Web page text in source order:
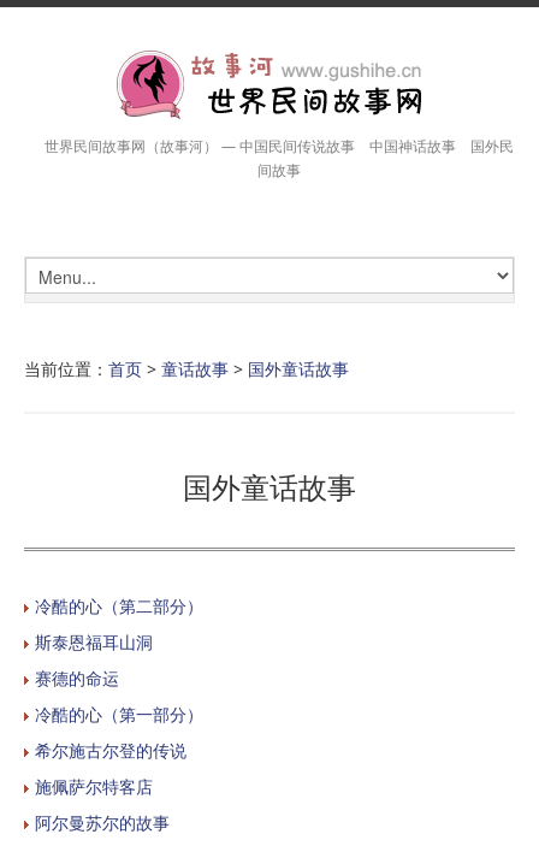
世界民间故事网（故事河） — 中国民间传说故事 中国神话故事 国外民
间故事
当前位置： 首页 > 童话故事 > 国外童话故事
国外童话故事
冷酷的心（第二部分）
斯泰恩福耳山洞
赛德的命运
冷酷的心（第一部分）
希尔施古尔登的传说
施佩萨尔特客店
阿尔曼苏尔的故事